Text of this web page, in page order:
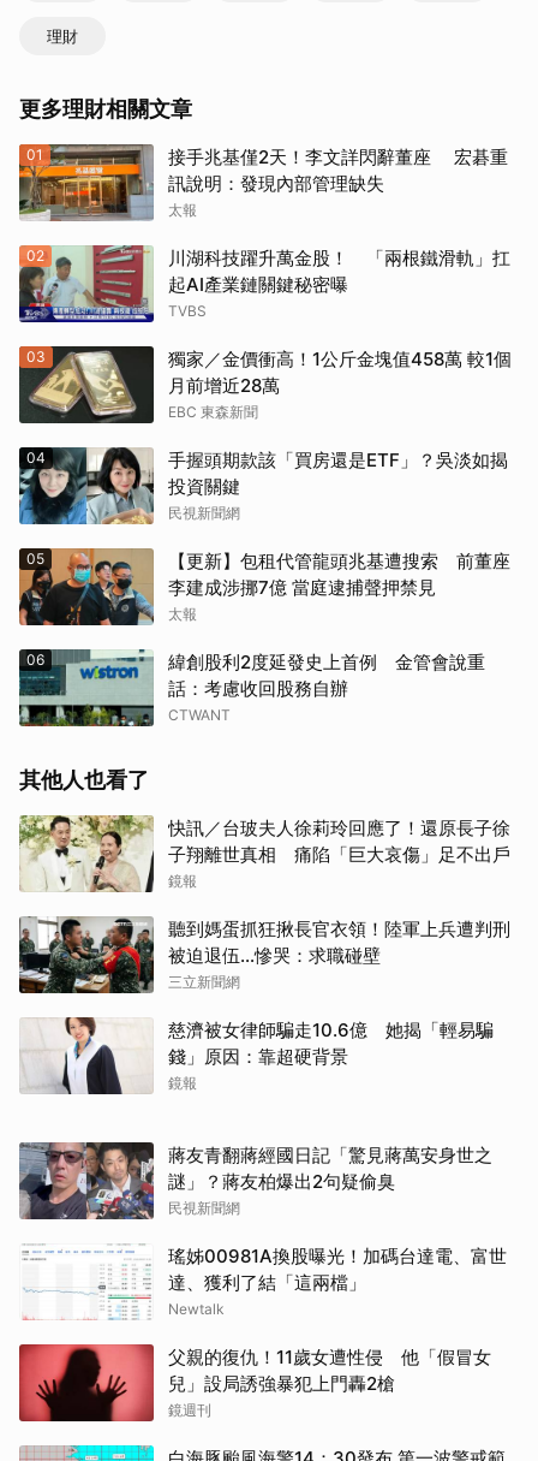
理財
更多理財相關文章
01
接手兆基僅2天！李文詳閃辭董座 宏碁重
訊說明：發現內部管理缺失
太報
02
川湖科技躍升萬金股！ 「兩根鐵滑軌」扛
起AI產業鏈關鍵秘密曝
TVBS
03
獨家／金價衝高！1公斤金塊值458萬 較1個
月前增近28萬
EBC 東森新聞
04
手握頭期款該「買房還是ETF」？吳淡如揭
投資關鍵
民視新聞網
05
【更新】包租代管龍頭兆基遭搜索 前董座
李建成涉挪7億 當庭逮捕聲押禁見
太報
06
緯創股利2度延發史上首例 金管會說重
話：考慮收回股務自辦
CTWANT
其他人也看了
快訊／台玻夫人徐莉玲回應了！還原長子徐
子翔離世真相 痛陷「巨大哀傷」足不出戶
鏡報
聽到媽蛋抓狂揪長官衣領！陸軍上兵遭判刑
被迫退伍…慘哭：求職碰壁
三立新聞網
慈濟被女律師騙走10.6億 她揭「輕易騙
錢」原因：靠超硬背景
鏡報
蔣友青翻蔣經國日記「驚見蔣萬安身世之
謎」？蔣友柏爆出2句疑偷臭
民視新聞網
瑤姊00981A換股曝光！加碼台達電、富世
達、獲利了結「這兩檔」
Newtalk
父親的復仇！11歲女遭性侵 他「假冒女
兒」設局誘強暴犯上門轟2槍
鏡週刊